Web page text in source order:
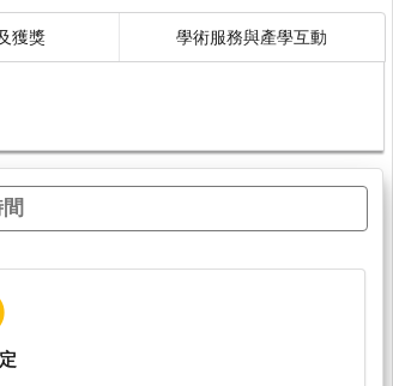
獲獎 學術服務與產學互動